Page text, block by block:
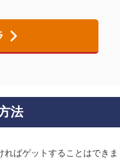
法
ばゲットすることはできま